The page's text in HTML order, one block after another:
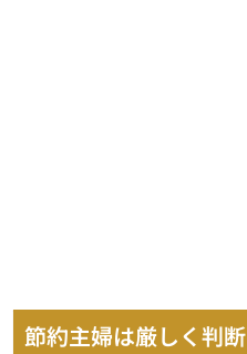
節約主婦は厳しく判断